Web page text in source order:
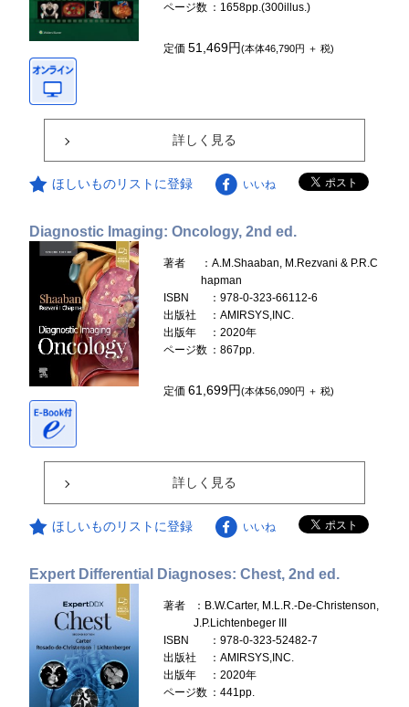
ページ数 ：1658pp.(300illus.)
定価51,469円(本体46,790円 ＋ 税)
詳しく見る
ほしいものリストに登録 いいね
Diagnostic Imaging: Oncology, 2nd ed.
著者
：A.M.Shaaban, M.Rezvani & P.R.C
hapman
ISBN
：978-0-323-66112-6
出版社
：AMIRSYS,INC.
出版年
：2020年
ページ数 ：867pp.
定価61,699円(本体56,090円 ＋ 税)
詳しく見る
ほしいものリストに登録 いいね
Expert Differential Diagnoses: Chest, 2nd ed.
著者
：B.W.Carter, M.L.R.-De-Christenson,
J.P.Lichtenbeger III
ISBN
：978-0-323-52482-7
出版社
：AMIRSYS,INC.
出版年
：2020年
ページ数 ：441pp.